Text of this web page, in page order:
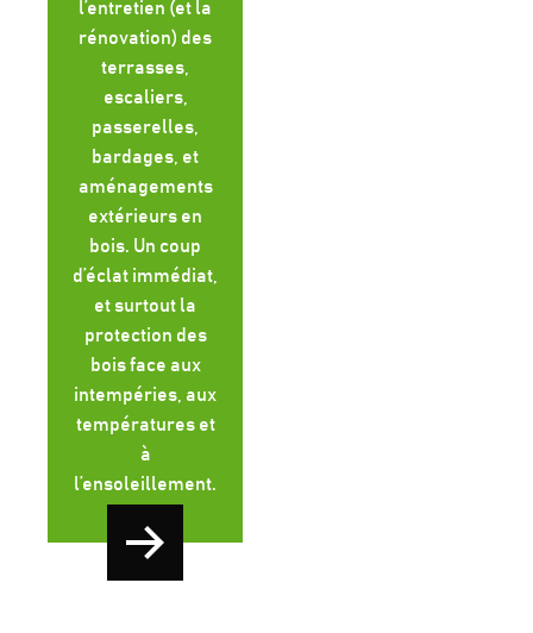
l’entretien (et la
rénovation) des
terrasses,
escaliers,
passerelles,
bardages, et
aménagements
extérieurs en
bois. Un coup
d’éclat immédiat,
et surtout la
protection des
bois face aux
intempéries, aux
températures et
à
l’ensoleillement.